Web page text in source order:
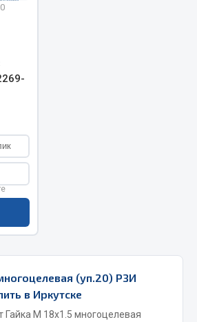
ещё
(уп.20) РЗИ
в Иркутске
Гайка М 18х1.5 многоцелевая